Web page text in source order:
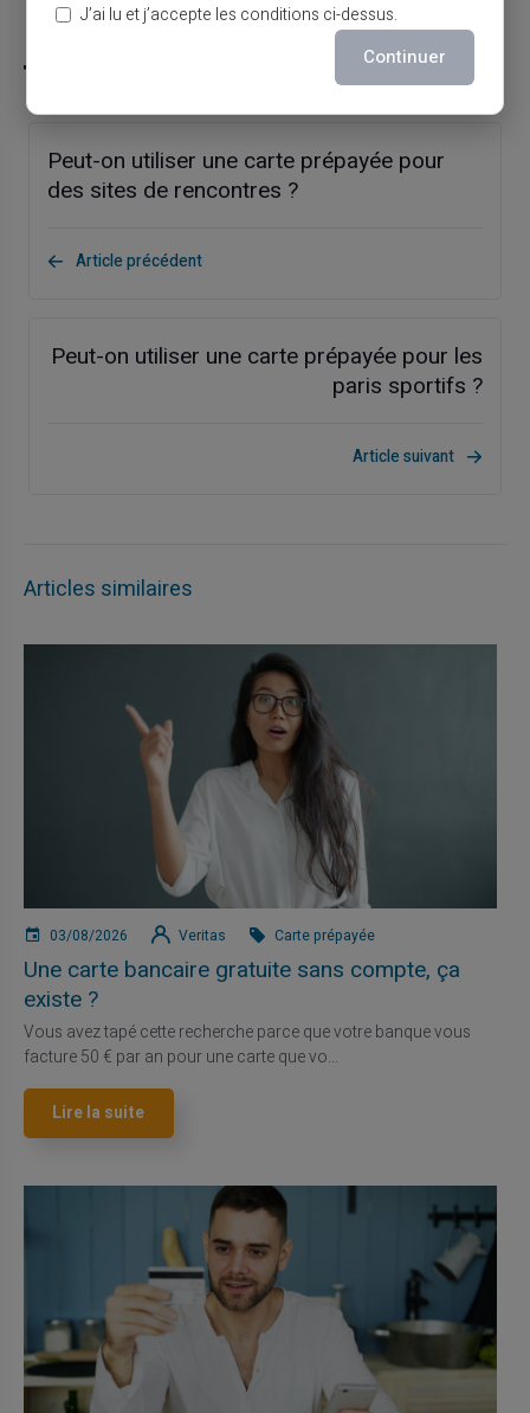
Partager cet article
Peut-on utiliser une carte prépayée pour
des sites de rencontres ?
Article précédent
Peut-on utiliser une carte prépayée pour les
paris sportifs ?
Article suivant
Articles similaires
03/08/2026 Veritas Carte prépayée
Une carte bancaire gratuite sans compte, ça
existe ?
Vous avez tapé cette recherche parce que votre banque vous
facture 50 € par an pour une carte que vo...
Lire la suite
J’ai lu et j’accepte les conditions ci-dessus.
Continuer